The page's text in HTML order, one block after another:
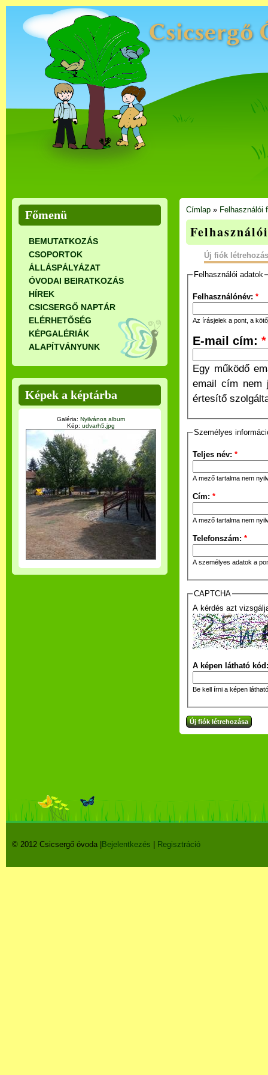
Főmenü
BEMUTATKOZÁS
CSOPORTOK
ÁLLÁSPÁLYÁZAT
ÓVODAI BEIRATKOZÁS
HÍREK
CSICSERGŐ NAPTÁR
ELÉRHETŐSÉG
KÉPGALÉRIÁK
ALAPÍTVÁNYUNK
Képek a képtárba
Galéria: Nyilvános album
Kép: udvarh5.jpg
Címlap » Felhasználói
Új fiók
Felhasználói adatok
Felhasználónév: *
Az írásjelek a pont, a
E-mail cím: *
Egy működő
email cím nem
értesítő
Személyes
Teljes név: *
A mező tartalma nem
Cím: *
A mező tartalma nem
Telefonszám: *
A személyes adatok a
CAPTCHA
A kérdés azt
A képen látható
Be kell írni a képen
© 2012 Csicsergő óvoda |Bejelentkezés | Regisztráció